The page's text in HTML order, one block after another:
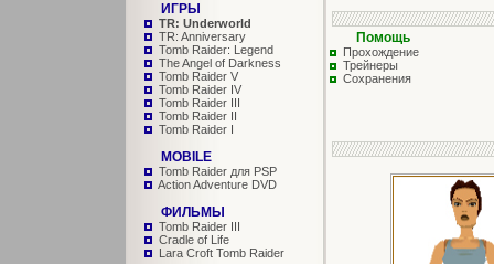
ИГРЫ
TR: Underworld
TR: Anniversary
Tomb Raider: Legend
The Angel of Darkness
Tomb Raider V
Tomb Raider IV
Tomb Raider III
Tomb Raider II
Tomb Raider I
MOBILE
Tomb Raider для PSP
Action Adventure DVD
ФИЛЬМЫ
Tomb Raider III
Cradle of Life
Lara Croft Tomb Raider
Помощь
Прохождение
Трейнеры
Сохранения